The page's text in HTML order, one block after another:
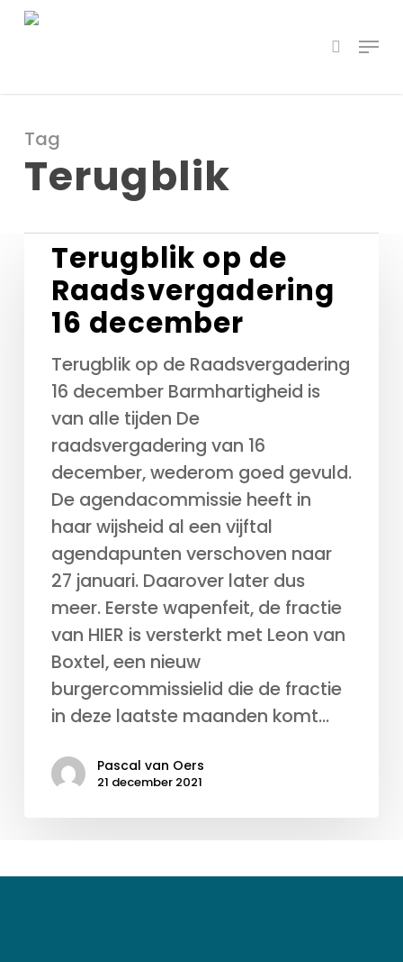
Skip
search
Menu
Tag
Terugblik
Terugblik
Raadsvergadering
december
Terugblik op de
Raadsvergadering
16 december
Terugblik op de Raadsvergadering
16 december Barmhartigheid is
van alle tijden De
raadsvergadering van 16
december, wederom goed gevuld.
De agendacommissie heeft in
haar wijsheid al een vijftal
agendapunten verschoven naar
27 januari. Daarover later dus
meer. Eerste wapenfeit, de fractie
van HIER is versterkt met Leon van
Boxtel, een nieuw
burgercommissielid die de fractie
in deze laatste maanden komt…
Pascal van Oers
21 december 2021